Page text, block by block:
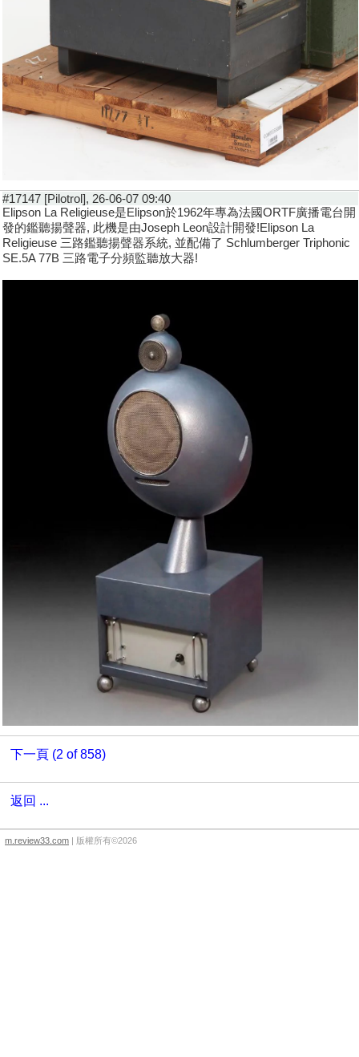
#17147 [Pilotrol], 26-06-07 09:40
Elipson La Religieuse是Elipson於1962年專為法國ORTF廣播電台開
發的鑑聽揚聲器, 此機是由Joseph Leon設計開發!Elipson La
Religieuse 三路鑑聽揚聲器系統, 並配備了 Schlumberger Triphonic
SE.5A 77B 三路電子分頻監聽放大器!
下一頁 (2 of 858)
返回 ...
m.review33.com | 版權所有©2026